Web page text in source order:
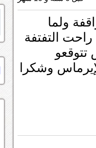
ولما
التفتفة
وشكرا